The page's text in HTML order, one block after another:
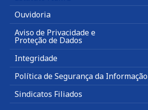
Ouvidoria
Aviso de Privacidade e
Proteção de Dados
Integridade
Política de Segurança da Informação
Sindicatos Filiados